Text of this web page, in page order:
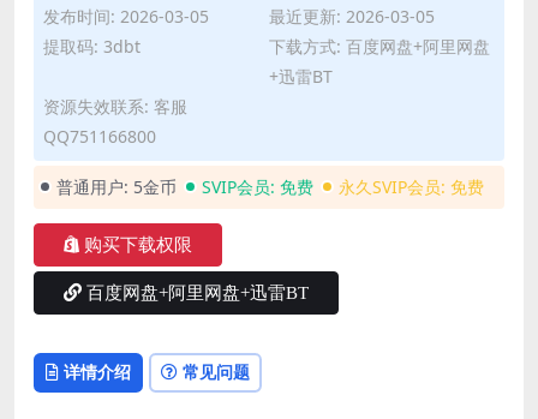
发布时间: 2026-03-05
最近更新: 2026-03-05
提取码: 3dbt
下载方式: 百度网盘+阿里网盘
+迅雷BT
资源失效联系: 客服
QQ751166800
普通用户: 5金币 SVIP会员: 免费 永久SVIP会员: 免费
购买下载权限
百度网盘+阿里网盘+迅雷BT
详情介绍 常见问题